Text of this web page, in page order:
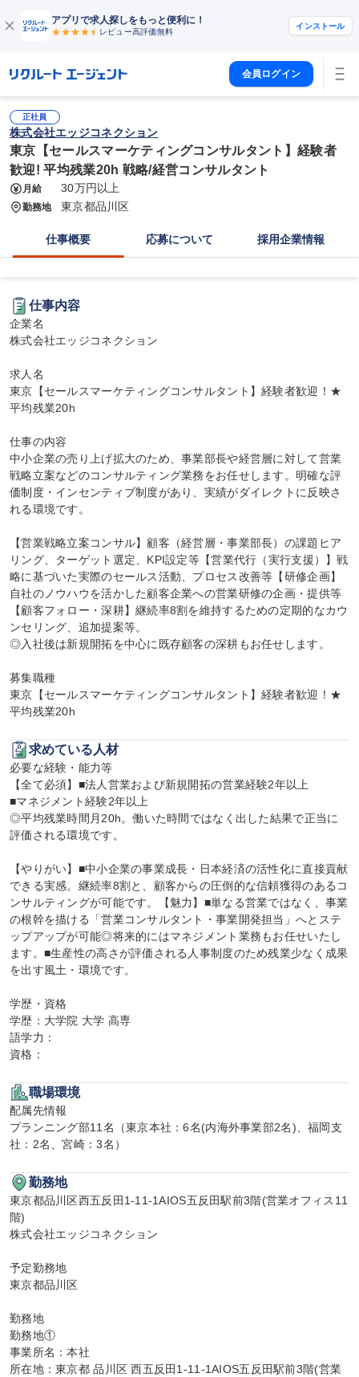
アプリで求人探しをもっと便利に！
レビュー高評価無料
インストール
会員ログイン
正社員
株式会社エッジコネクション
東京【セールスマーケティングコンサルタント】経験者
歓迎! 平均残業20h 戦略/経営コンサルタント
月給 30万円以上
勤務地 東京都品川区
仕事概要 応募について 採用企業情報
仕事内容
企業名
株式会社エッジコネクション
求人名
東京【セールスマーケティングコンサルタント】経験者歓迎！★
平均残業20h
仕事の内容
中小企業の売り上げ拡大のため、事業部長や経営層に対して営業
戦略立案などのコンサルティング業務をお任せします。明確な評
価制度・インセンティブ制度があり、実績がダイレクトに反映さ
れる環境です。
【営業戦略立案コンサル】顧客（経営層・事業部長）の課題ヒア
リング、ターゲット選定、KPI設定等【営業代行（実行支援）】戦
略に基づいた実際のセールス活動、プロセス改善等【研修企画】
自社のノウハウを活かした顧客企業への営業研修の企画・提供等
【顧客フォロー・深耕】継続率8割を維持するための定期的なカウ
ンセリング、追加提案等。
◎入社後は新規開拓を中心に既存顧客の深耕もお任せします。
募集職種
東京【セールスマーケティングコンサルタント】経験者歓迎！★
平均残業20h
求めている人材
必要な経験・能力等
【全て必須】■法人営業および新規開拓の営業経験2年以上
■マネジメント経験2年以上
◎平均残業時間月20h。働いた時間ではなく出した結果で正当に
評価される環境です。
【やりがい】■中小企業の事業成長・日本経済の活性化に直接貢献
できる実感。継続率8割と、顧客からの圧倒的な信頼獲得のあるコ
ンサルティングが可能です。【魅力】■単なる営業ではなく、事業
の根幹を描ける「営業コンサルタント・事業開発担当」へとステ
ップアップが可能◎将来的にはマネジメント業務もお任せいたし
ます。■生産性の高さが評価される人事制度のため残業少なく成果
を出す風土・環境です。
学歴・資格
学歴：大学院 大学 高専
語学力：
資格：
職場環境
配属先情報
プランニング部11名（東京本社：6名(内海外事業部2名)、福岡支
社：2名、宮崎：3名）
勤務地
東京都品川区西五反田1-11-1AIOS五反田駅前3階(営業オフィス11
階)
株式会社エッジコネクション
予定勤務地
東京都品川区
勤務地
勤務地①
事業所名：本社
所在地：東京都 品川区 西五反田1-11-1AIOS五反田駅前3階(営業